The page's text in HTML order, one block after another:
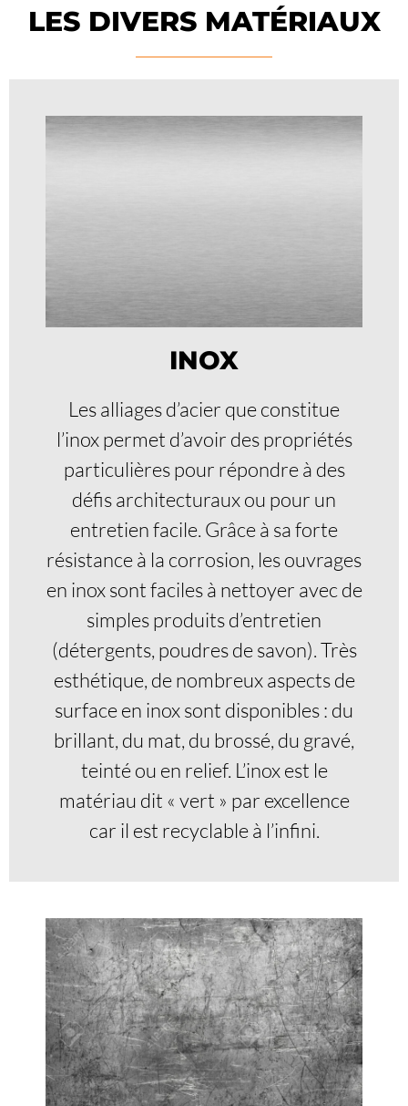
LES DIVERS MATÉRIAUX
INOX
Les alliages d’acier que constitue
l’inox permet d’avoir des propriétés
particulières pour répondre à des
défis architecturaux ou pour un
entretien facile. Grâce à sa forte
résistance à la corrosion, les ouvrages
en inox sont faciles à nettoyer avec de
simples produits d’entretien
(détergents, poudres de savon). Très
esthétique, de nombreux aspects de
surface en inox sont disponibles : du
brillant, du mat, du brossé, du gravé,
teinté ou en relief. L’inox est le
matériau dit « vert » par excellence
car il est recyclable à l’infini.